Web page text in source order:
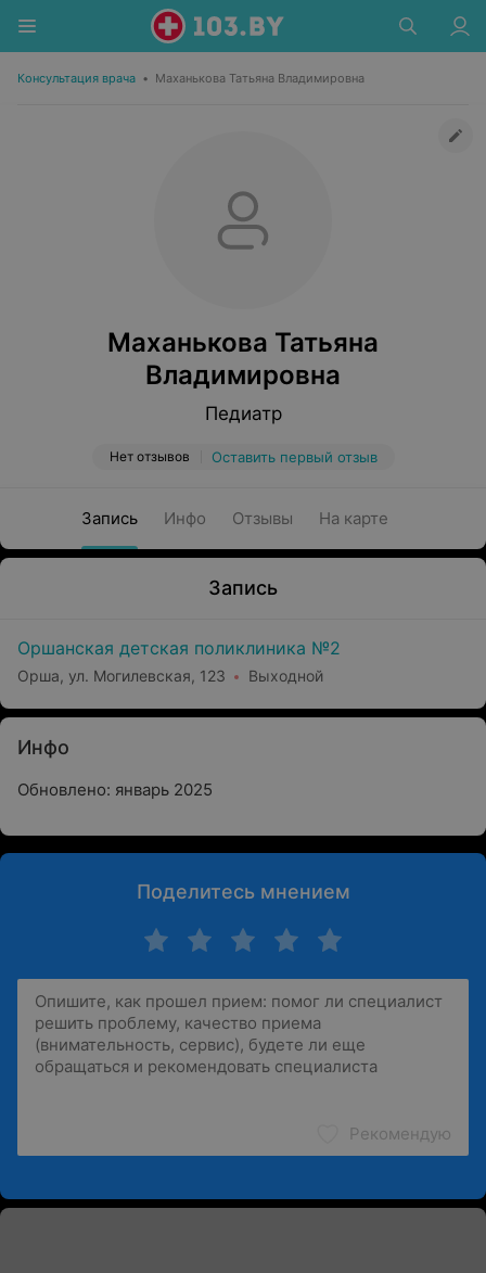
Консультация врача • Маханькова Татьяна Владимировна
Маханькова Татьяна
Владимировна
Педиатр
Нет отзывов Оставить первый отзыв
Запись Инфо Отзывы На карте
Запись
Оршанская детская поликлиника №2
Орша, ул. Могилевская, 123 Выходной
Инфо
Обновлено: январь 2025
Поделитесь мнением
Рекомендую